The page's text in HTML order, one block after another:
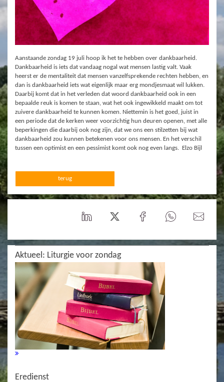
Aanstaande zondag 19 juli hoop ik het te hebben over dankbaarheid.
Dankbaarheid is iets dat vandaag nogal wat mensen lastig valt. Vaak
heerst er de mentaliteit dat mensen vanzelfsprekende rechten hebben, en
dan is dankbaarheid iets wat eigenlijk maar erg mondjesmaat wil lukken.
Daarbij komt dat in het verleden dat woord dankbaarheid ook in een
bepaalde reuk is komen te staan, wat het ook ingewikkeld maakt om tot
zuivere dankbaarheid te kunnen komen. Niettemin is het goed, juist in
een periode dat de kerken weer voorzichtig hun deuren openen, met alle
beperkingen die daarbij ook nog zijn, dat we ons een stilzetten bij wat
dankbaarheid zou kunnen betekenen voor ons mensen. En het verschil
tussen een optimist en een pessimist komt ook nog even langs. Elzo Bijl
terug
Aktueel: Liturgie voor zondag
Eredienst